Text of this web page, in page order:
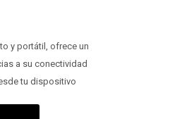
y portátil, ofrece un
a su conectividad
tu dispositivo